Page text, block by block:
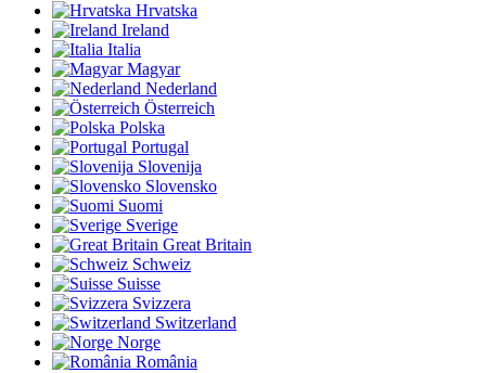
Hrvatska
Ireland
Italia
Magyar
Nederland
Österreich
Polska
Portugal
Slovenija
Slovensko
Suomi
Sverige
Great Britain
Schweiz
Suisse
Svizzera
Switzerland
Norge
România